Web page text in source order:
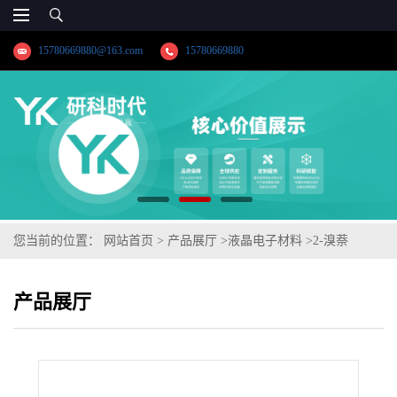
15780669880@163.com 15780669880
您当前的位置： 网站首页 > 产品展厅 >液晶电子材料 >2-溴萘
产品展厅